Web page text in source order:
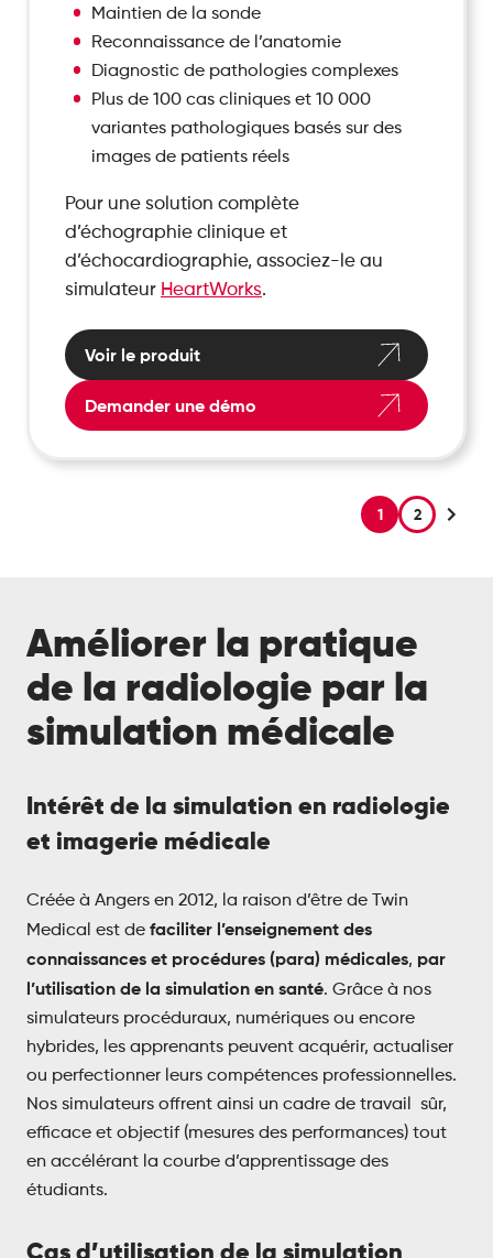
Maintien de la sonde
Reconnaissance de l’anatomie
Diagnostic de pathologies complexes
Plus de 100 cas cliniques et 10 000
variantes pathologiques basés sur des
images de patients réels
Pour une solution complète
d’échographie clinique et
d’échocardiographie, associez-le au
simulateur HeartWorks.
Voir le produit
Demander une démo
1 2
Améliorer la pratique
de la radiologie par la
simulation médicale
Intérêt de la simulation en radiologie
et imagerie médicale
Créée à Angers en 2012, la raison d’être de Twin
Medical est de faciliter l’enseignement des
connaissances et procédures (para) médicales, par
l’utilisation de la simulation en santé. Grâce à nos
simulateurs procéduraux, numériques ou encore
hybrides, les apprenants peuvent acquérir, actualiser
ou perfectionner leurs compétences professionnelles.
Nos simulateurs offrent ainsi un cadre de travail sûr,
efficace et objectif (mesures des performances) tout
en accélérant la courbe d’apprentissage des
étudiants.